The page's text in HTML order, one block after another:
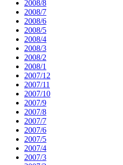
2008/8
2008/7
2008/6
2008/5
2008/4
2008/3
2008/2
2008/1
2007/12
2007/11
2007/10
2007/9
2007/8
2007/7
2007/6
2007/5
2007/4
2007/3